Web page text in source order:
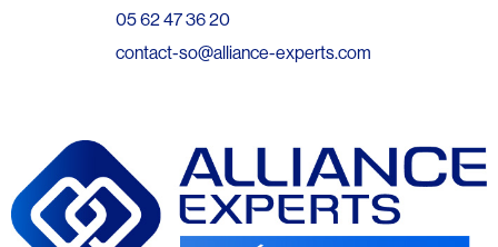
05 62 47 36 20
contact-so@alliance-experts.com